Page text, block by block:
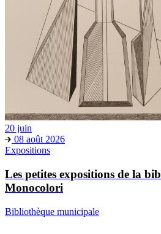
20 juin
08 août 2026
Expositions
Les petites expositions de la
Monocolori
Bibliothèque municipale